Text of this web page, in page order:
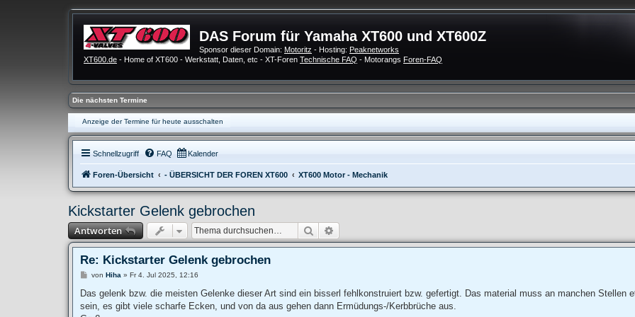
DAS Forum für Yamaha XT600 und XT600Z
Sponsor dieser Domain: Motoritz - Hosting: Peaknetworks
XT600.de - Home of XT600 - Werkstatt, Daten, etc - XT-Foren Technische FAQ - Motorangs Foren-FAQ
Die nächsten Termine
Anzeige der Termine für heute ausschalten
Schnellzugriff FAQ Kalender
Foren-Übersicht - ÜBERSICHT DER FOREN XT600 XT600 Motor - Mechanik
Kickstarter Gelenk gebrochen
Antworten Suche
Re: Kickstarter Gelenk gebrochen
B
i
r
von Hiha » Fr 4. Jul 2025, 12:16
Das gelenk bzw. die meisten Gelenke dieser Art sind ein bisserl fehlkonstruiert bzw. gefertigt. Das material muss an manchen Stellen
sein, es gibt viele scharfe Ecken, und von da aus gehen dann Ermüdungs-/Kerbbrüche aus.